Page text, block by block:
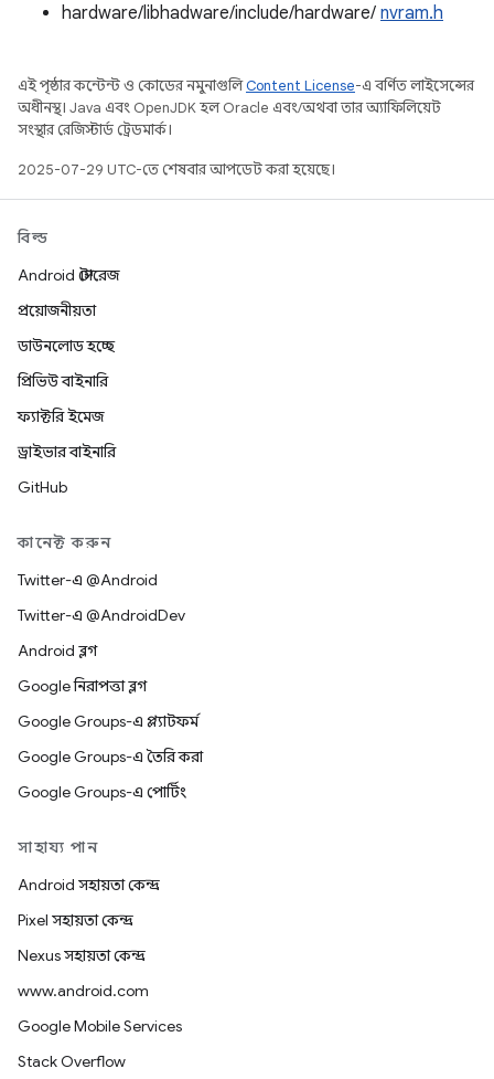
hardware/libhadware/include/hardware/ nvram.h
এই পৃষ্ঠার কন্টেন্ট ও কোডের নমুনাগুলিContent License-এ বর্ণিত লাইসেন্সের
অধীনস্থ। Java এবং OpenJDK হল Oracle এবং/অথবা তার অ্যাফিলিয়েট
সংস্থার রেজিস্টার্ড ট্রেডমার্ক।
2025-07-29 UTC-তে শেষবার আপডেট করা হয়েছে।
বিল্ড
Android স্টোরেজ
প্রয়োজনীয়তা
ডাউনলোড হচ্ছে
প্রিভিউ বাইনারি
ফ্যাক্টরি ইমেজ
ড্রাইভার বাইনারি
GitHub
কানেক্ট করুন
Twitter-এ @Android
Twitter-এ @AndroidDev
Android ব্লগ
Google নিরাপত্তা ব্লগ
Google Groups-এ প্ল্যাটফর্ম
Google Groups-এ তৈরি করা
Google Groups-এ পোর্টিং
সাহায্য পান
Android সহায়তা কেন্দ্র
Pixel সহায়তা কেন্দ্র
Nexus সহায়তা কেন্দ্র
www.android.com
Google Mobile Services
Stack Overflow